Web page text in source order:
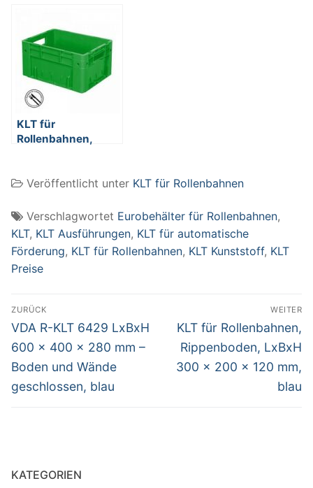
120 mm, blau
KLT für
Rollenbahnen,
210 mm, grün
Veröffentlicht unter KLT für Rollenbahnen
Verschlagwortet Eurobehälter für Rollenbahnen,
KLT, KLT Ausführungen, KLT für automatische
Förderung, KLT für Rollenbahnen, KLT Kunststoff, KLT
Preise
Beitragsnavigation
ZURÜCK
Vorheriger
Beitrag:
VDA R-KLT 6429 LxBxH
600 x 400 x 280 mm –
Boden und Wände
geschlossen, blau
WEITER
Nächster
Beitrag:
KLT für Rollenbahnen,
Rippenboden, LxBxH
300 x 200 x 120 mm,
blau
KATEGORIEN